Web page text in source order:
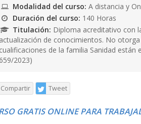
Modalidad del curso: A distancia y
Duración del curso: 140 Horas
Titulación: Diploma acreditativo con
actualización de conocimientos. No
cualificaciones de la familia Sanidad están
659/2023)
Compartir Tweet
GRATIS ONLINE PARA